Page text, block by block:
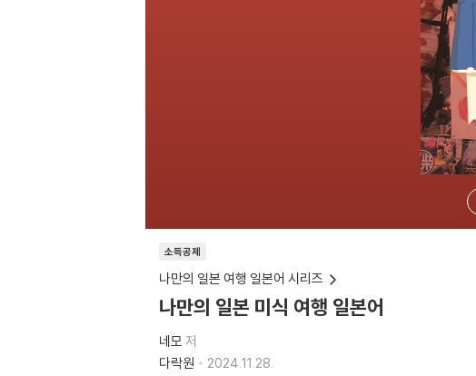
소득공제
나만의 일본 여행 일본어 시리즈
나만의 일본 미식 여행 일본어
네모 저
다락원
2024.11.28.